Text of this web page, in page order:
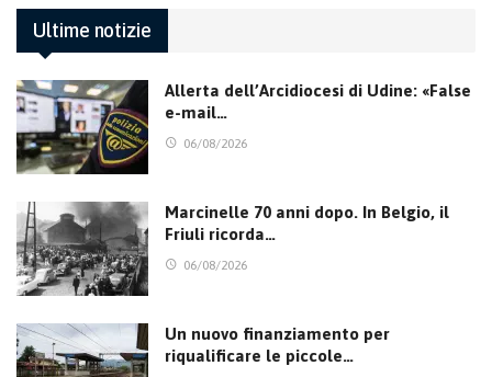
Ultime notizie
Allerta dell’Arcidiocesi di Udine: «False
e-mail…
06/08/2026
Marcinelle 70 anni dopo. In Belgio, il
Friuli ricorda…
06/08/2026
Un nuovo finanziamento per
riqualificare le piccole…